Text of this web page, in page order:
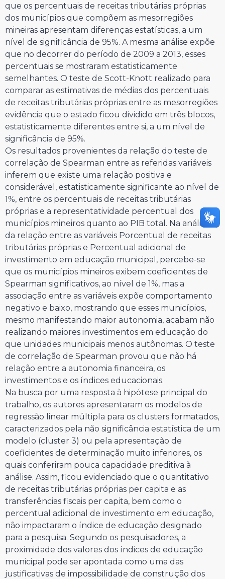
que os percentuais de receitas tributárias próprias
dos municípios que compõem as mesorregiões
mineiras apresentam diferenças estatísticas, a um
nível de significância de 95%. A mesma análise expõe
que no decorrer do período de 2009 a 2013, esses
percentuais se mostraram estatisticamente
semelhantes. O teste de Scott-Knott realizado para
comparar as estimativas de médias dos percentuais
de receitas tributárias próprias entre as mesorregiões
evidência que o estado ficou dividido em três blocos,
estatisticamente diferentes entre si, a um nível de
significância de 95%.
Os resultados provenientes da relação do teste de
correlação de Spearman entre as referidas variáveis
inferem que existe uma relação positiva e
considerável, estatisticamente significante ao nível de
1%, entre os percentuais de receitas tributárias
próprias e a representatividade percentual dos
municípios mineiros quanto ao PIB total. Na análise
da relação entre as variáveis Porcentual de receitas
tributárias próprias e Percentual adicional de
investimento em educação municipal, percebe-se
que os municípios mineiros exibem coeficientes de
Spearman significativos, ao nível de 1%, mas a
associação entre as variáveis expõe comportamento
negativo e baixo, mostrando que esses municípios,
mesmo manifestando maior autonomia, acabam não
realizando maiores investimentos em educação do
que unidades municipais menos autônomas. O teste
de correlação de Spearman provou que não há
relação entre a autonomia financeira, os
investimentos e os índices educacionais.
Na busca por uma resposta à hipótese principal do
trabalho, os autores apresentaram os modelos de
regressão linear múltipla para os clusters formatados,
caracterizados pela não significância estatística de um
modelo (cluster 3) ou pela apresentação de
coeficientes de determinação muito inferiores, os
quais conferiram pouca capacidade preditiva à
análise. Assim, ficou evidenciado que o quantitativo
de receitas tributárias próprias per capita e as
transferências fiscais per capita, bem como o
percentual adicional de investimento em educação,
não impactaram o índice de educação designado
para a pesquisa. Segundo os pesquisadores, a
proximidade dos valores dos índices de educação
municipal pode ser apontada como uma das
justificativas de impossibilidade de construção dos